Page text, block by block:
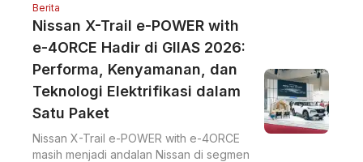
Berita
Nissan X-Trail e-POWER with
e-4ORCE Hadir di GIIAS 2026:
Performa, Kenyamanan, dan
Teknologi Elektrifikasi dalam
Satu Paket
Nissan X-Trail e-POWER with e-4ORCE
masih menjadi andalan Nissan di segmen